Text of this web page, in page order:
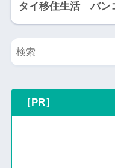
タイ移住生活 バン
［PR］